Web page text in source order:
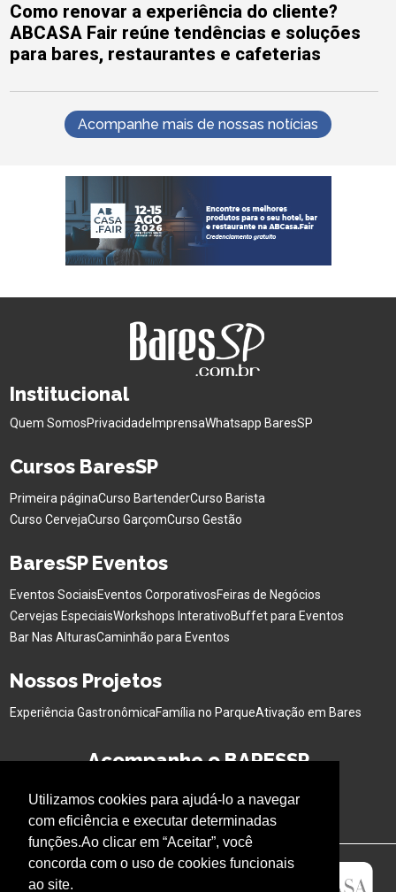
Utilizamos cookies para ajudá-lo a navegar
com eficiência e executar determinadas
funções.Ao clicar em “Aceitar”, você
concorda com o uso de cookies funcionais
ao site.
Como renovar a experiência do cliente?
ABCASA Fair reúne tendências e soluções
para bares, restaurantes e cafeterias
Acompanhe mais de nossas notícias
Institucional
Quem SomosPrivacidade ImprensaWhatsapp BaresSP
Cursos BaresSP
Primeira páginaCurso BartenderCurso Barista
Curso CervejaCurso GarçomCurso Gestão
BaresSP Eventos
Eventos SociaisEventos CorporativosFeiras de Negócios
Cervejas EspeciaisWorkshops InterativoBuffet para Eventos
Bar Nas AlturasCaminhão para Eventos
Nossos Projetos
Experiência GastronômicaFamília no ParqueAtivação em Bares
Acompanhe o BARESSP